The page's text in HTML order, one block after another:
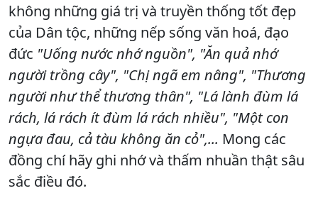
không những giá trị và truyền thống tốt đẹp
của Dân tộc, những nếp sống văn hoá, đạo
đức "Uống nước nhớ nguồn", "Ăn quả nhớ
người trồng cây", "Chị ngã em nâng", "Thương
người như thể thương thân", "Lá lành đùm lá
rách, lá rách ít đùm lá rách nhiều", "Một con
ngựa đau, cả tàu không ăn cỏ",... Mong các
đồng chí hãy ghi nhớ và thấm nhuần thật sâu
sắc điều đó.